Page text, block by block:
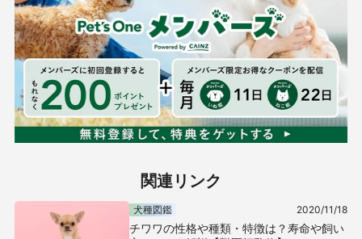
関連リンク
犬種図鑑 2020/11/18
チワワの性格や種類・特徴は？寿命や飼い